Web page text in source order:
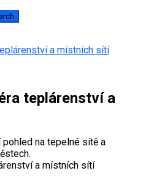
a místních sítí
teplárenství a
pohled na tepelné sítě a